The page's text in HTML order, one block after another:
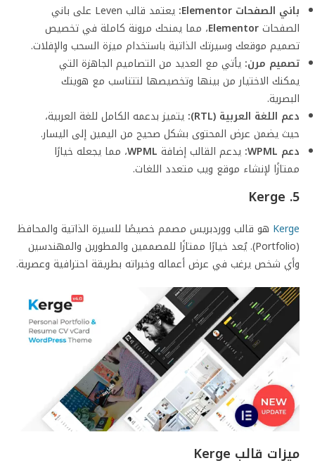
باني الصفحات Elementor:
يعتمد قالب Leven على باني
الصفحاتElementor، مما يمنحك مرونة كاملة في تخصيص
تصميم موقعك وسيرتك الذاتية باستخدام ميزة السحب والإفلات.
تصميم مرن: يأتي مع العديد من التصاميم الجاهزة التي
يمكنك الاختيار من بينها وتخصيصها لتتناسب مع هويتك
البصرية.
دعم اللغة العربية (RTL):
يتميز بدعمه الكامل للغة العربية،
حيث يضمن عرض المحتوى بشكل صحيح من اليمين إلى اليسار.
دعم WPML:
يدعم القالب إضافة WPML، مما يجعله خيارًا
ممتازًا لإنشاء موقع ويب متعدد اللغات.
5. Kerge
Kerge هو قالب ووردبريس مصمم خصيصًا للسيرة الذاتية والمحافظ
(Portfolio). يُعد خيارًا ممتازًا للمصممين والمطورين والمهندسين
وأي شخص يرغب في عرض أعماله وخبراته بطريقة احترافية وعصرية.
ميزات قالب Kerge